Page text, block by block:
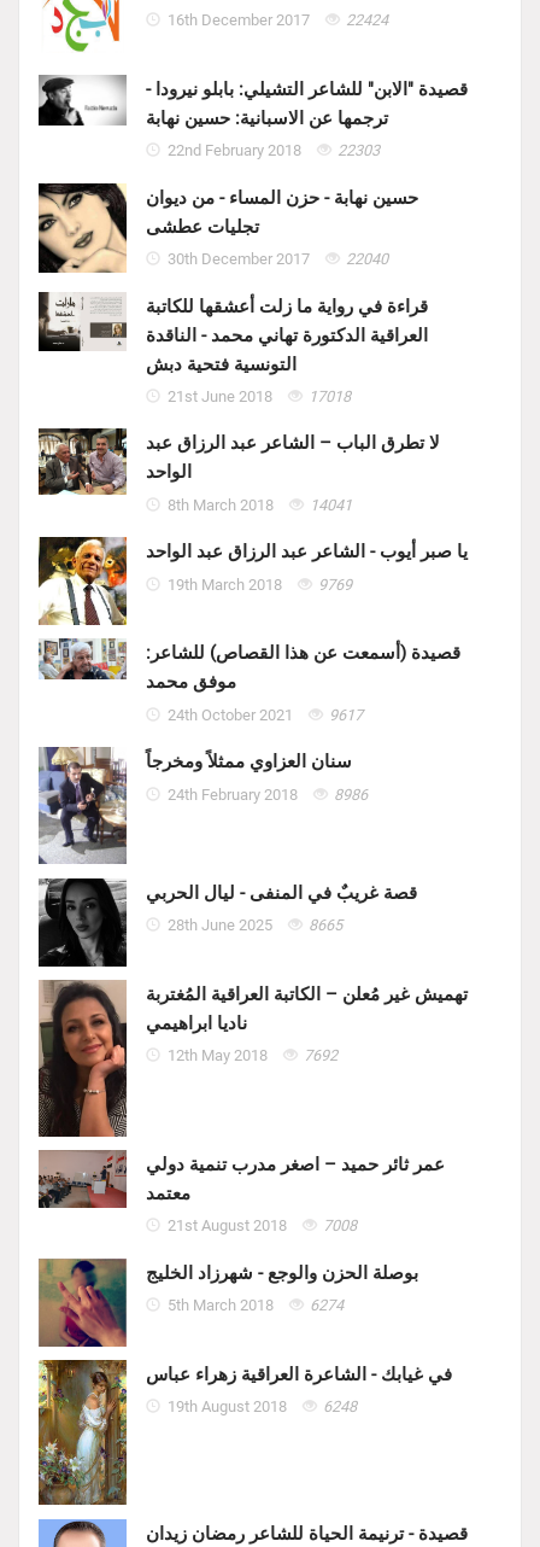
16th December 2017 22424
قصيدة "الابن" للشاعر التشيلي: بابلو نيرودا -
ترجمها عن الاسبانية: حسين نهابة
22nd February 2018 22303
حسين نهابة - حزن المساء - من ديوان
تجليات عطشى
30th December 2017 22040
قراءة في رواية ما زلت أعشقها للكاتبة
العراقية الدكتورة تهاني محمد - الناقدة
التونسية فتحية دبش
21st June 2018 17018
لا تطرق الباب – الشاعر عبد الرزاق عبد
الواحد
8th March 2018 14041
يا صبر أيوب - الشاعر عبد الرزاق عبد الواحد
19th March 2018 9769
قصيدة (أسمعت عن هذا القصاص) للشاعر:
موفق محمد
24th October 2021 9617
سنان العزاوي ممثلاً ومخرجاً
24th February 2018 8986
قصة غريبٌ في المنفى - ليال الحربي
28th June 2025 8665
تهميش غير مُعلن – الكاتبة العراقية المُغتربة
ناديا ابراهيمي
12th May 2018 7692
عمر ثائر حميد – اصغر مدرب تنمية دولي
معتمد
21st August 2018 7008
بوصلة الحزن والوجع - شهرزاد الخليج
5th March 2018 6274
في غيابك - الشاعرة العراقية زهراء عباس
19th August 2018 6248
قصيدة - ترنيمة الحياة للشاعر رمضان زيدان